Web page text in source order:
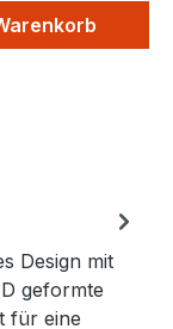
Design mit
geformte
für eine